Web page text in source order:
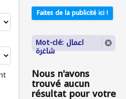
Faites de la publicité ici !
Mot-clé: اعمال
شاغرة
Nous n'avons
trouvé aucun
résultat pour votre